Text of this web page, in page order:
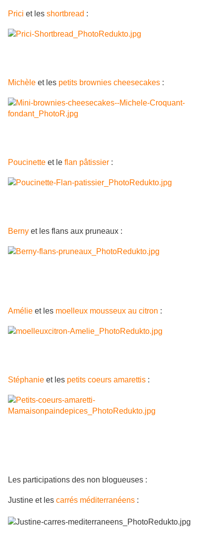
Prici et les shortbread :
Michèle et les petits brownies cheesecakes :
Poucinette et le flan pâtissier :
Berny et les flans aux pruneaux :
Amélie et les moelleux mousseux au citron :
Stéphanie et les petits coeurs amarettis :
Les participations des non blogueuses :
Justine et les carrés méditerranéens :